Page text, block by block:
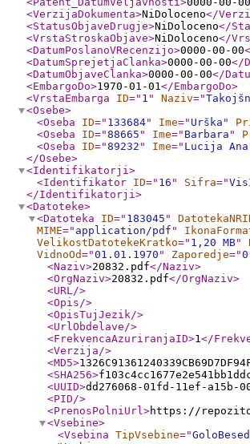
<VerzijaDokumenta>NiDoloceno</
<StatusObjaveDrugje>NiDoloceno</
<VrstaStroskaObjave>NiDoloceno</
<DatumPoslanoVRecenzijo>0000-00-00
<DatumSprejetjaClanka>0000-00-00</
<DatumObjaveClanka>0000-00-00</
<EmbargoDo>1970-01-01</EmbargoDo>
<VrstaEmbarga
ID=" 1 " Naziv="
<Osebe>
<Oseba
ID=" 133684" Ime=" Urška "
<Oseba
ID="88665 " Ime=" Barbara "
<Oseba
ID="89232 " Ime=" Lucija Ana
</Osebe>
<Identifikatorji>
<Identifikator ID=" 16 " Sifra="
</Identifikatorji>
<Datoteke>
<Datoteka
ID=" 183045 "
MIME=" application/pdf "
VelikostDatotekeKratko=" 1,20 MB"
VidnoOd="01.01.1970 " Zaporedje="0
<Naziv>20832.pdf</Naziv>
<OrgNaziv>20832.pdf</OrgNaziv>
<URL/>
<Opis/>
<OpisTujJezik/>
<UrlObdelave/>
<FrekvencaAzuriranjaID>1</
<Verzija/>
<MD5>
<SHA256>
<UUID>dd276068-01fd-11ef-a15b-
<PID/>
<PrenosPolniUrl>https://
<Vsebine>
<Vsebina TipVsebine="